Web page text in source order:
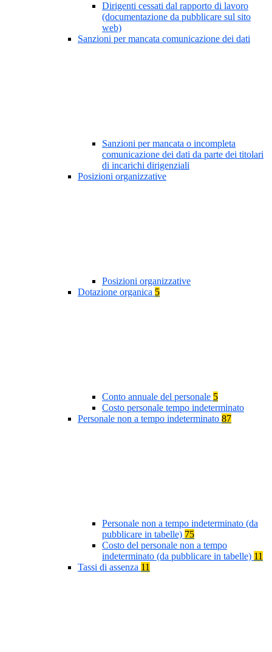
Dirigenti cessati dal rapporto di lavoro
(documentazione da pubblicare sul sito
web)
Sanzioni per mancata comunicazione dei dati
Sanzioni per mancata o incompleta
comunicazione dei dati da parte dei titolari
di incarichi dirigenziali
Posizioni organizzative
Posizioni organizzative
Dotazione organica 5
Conto annuale del personale 5
Costo personale tempo indeterminato
Personale non a tempo indeterminato 87
Personale non a tempo indeterminato (da
pubblicare in tabelle) 75
Costo del personale non a tempo
indeterminato (da pubblicare in tabelle) 11
Tassi di assenza 11